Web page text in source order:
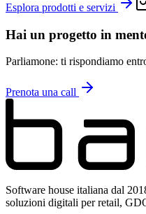
Esplora prodotti e servizi
Hai un progetto in
Parliamone: ti rispondiamo
Prenota una call
Software house italiana dal
soluzioni digitali per retail,